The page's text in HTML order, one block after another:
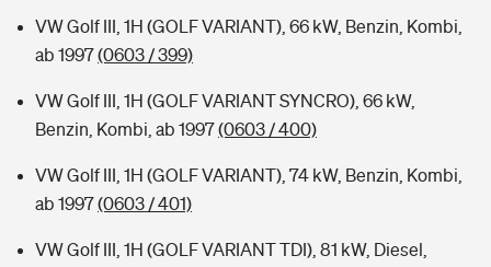
VW Golf III, 1H (GOLF VARIANT), 66 kW, Benzin, Kombi,
ab 1997(0603 / 399)
VW Golf III, 1H (GOLF VARIANT SYNCRO), 66 kW,
Benzin, Kombi, ab 1997(0603 / 400)
VW Golf III, 1H (GOLF VARIANT), 74 kW, Benzin, Kombi,
ab 1997(0603 / 401)
VW Golf III, 1H (GOLF VARIANT TDI), 81 kW, Diesel,